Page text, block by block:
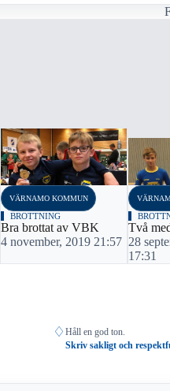
VÄRNAMO KOMMUN
BROTTNING
Bra brottat av VBK
4 november, 2019 21:57
Två
28
17:31
♢ Håll en god ton.
Skriv sakligt och